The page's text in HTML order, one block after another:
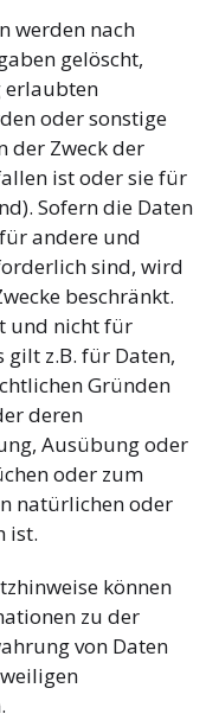
werden nach
gelöscht,
erlaubten
oder sonstige
der Zweck der
ist oder sie für
Sofern die Daten
andere und
sind, wird
beschränkt.
und nicht für
gilt z.B. für Daten,
Gründen
deren
Ausübung oder
oder zum
natürlichen oder
ist.
können
zu der
von Daten